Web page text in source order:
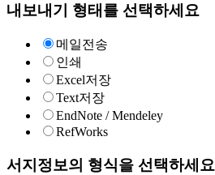
내보내기 형태를 선택하세요
메일전송
인쇄
Excel저장
Text저장
EndNote / Mendeley
RefWorks
서지정보의 형식을 선택하세요